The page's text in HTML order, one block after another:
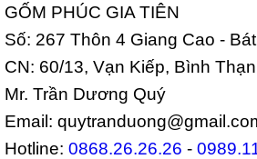
GỐM PHÚC GIA TIÊN
Số: 267 Thôn 4 Giang Cao -
CN: 60/13, Vạn Kiếp, Bình
Mr. Trần Dương Quý
Email:
Hotline: 0868.26.26.26 -